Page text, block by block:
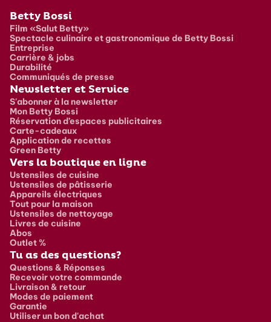
Pied de page
Betty Bossi
Film «Salut Betty»
Spectacle culinaire et gastronomique de Betty Bossi
Entreprise
Carrière & jobs
Durabilité
Communiqués de presse
Newsletter et Service
S'abonner à la newsletter
Mon Betty Bossi
Réservation d’espaces publicitaires
Carte-cadeaux
Application de recettes
Green Betty
Vers la boutique en ligne
Ustensiles de cuisine
Ustensiles de pâtisserie
Appareils électriques
Tout pour la maison
Ustensiles de nettoyage
Livres de cuisine
Abos
Outlet %
Tu as des questions?
Questions & Réponses
Recevoir votre commande
Livraison & retour
Modes de paiement
Garantie
Utiliser un bon d'achat